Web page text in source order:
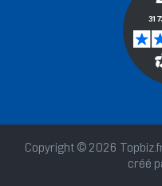
Copyright © 2026
créé